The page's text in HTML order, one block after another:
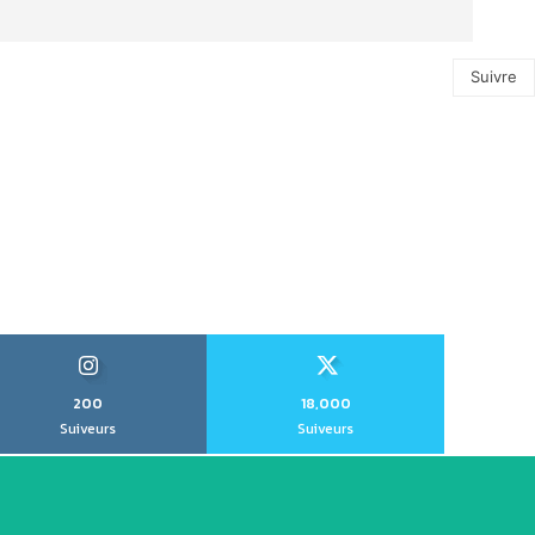
Suivre
200
Suiveurs
18,000
Suiveurs